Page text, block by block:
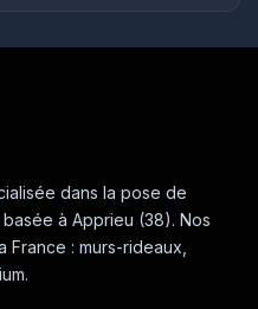
dans la pose de
à Apprieu (38). Nos
: murs-rideaux,